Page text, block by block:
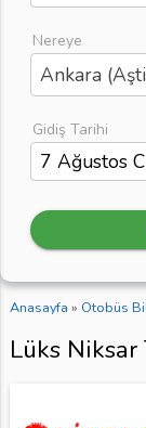
Nereye
Ankara
Gidiş Tarihi
Anasayfa » Otobüs
Lüks Niksar